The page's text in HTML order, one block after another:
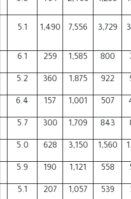
5.1
276
1,367
1,845
6.1
60
286
304
5.2
59
317
459
6.4
28
204
196
5.7
60
319
339
5.0
134
626
847
5.9
42
174
206
5.1
27
199
267